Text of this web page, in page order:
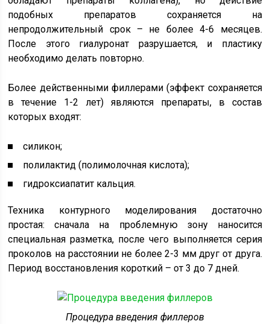
подобных препаратов сохраняется на
непродолжительный срок – не более 4-6 месяцев.
После этого гиалуронат разрушается, и пластику
необходимо делать повторно.
Более действенными филлерами (эффект сохраняется
в течение 1-2 лет) являются препараты, в состав
которых входят:
силикон;
полилактид (полимолочная кислота);
гидроксиапатит кальция.
Техника контурного моделирования достаточно
простая: сначала на проблемную зону наносится
специальная разметка, после чего выполняется серия
проколов на расстоянии не более 2-3 мм друг от друга.
Период восстановления короткий – от 3 до 7 дней.
Процедура введения филлеров